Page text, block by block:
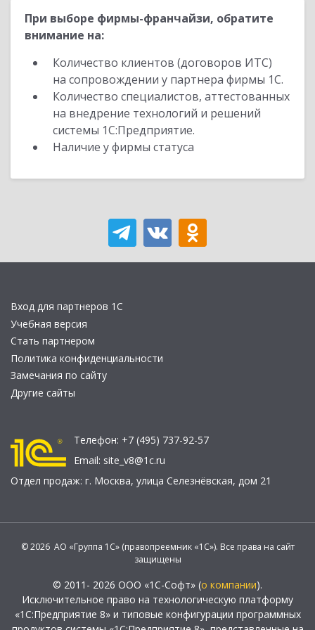
При выборе фирмы-франчайзи, обратите
внимание на:
Количество клиентов (договоров ИТС)
на сопровождении у партнера фирмы 1С.
Количество специалистов, аттестованных
на внедрение технологий и решений
системы 1С:Предприятие.
Наличие у фирмы статуса
Вход для партнеров 1С
Учебная версия
Стать партнером
Политика конфиденциальности
Замечания по сайту
Другие сайты
Телефон: +7 (495) 737-92-57
Email: site_v8@1c.ru
Отдел продаж: г. Москва, улица Селезнёвская, дом 21
© 2026 АО «Группа 1С» (правопреемник «1С»). Все права на сайт
защищены
© 2011- 2026 ООО «1С-Софт» (о компании).
Исключительное право на технологическую платформу
«1С:Предприятие 8» и типовые конфигурации программных